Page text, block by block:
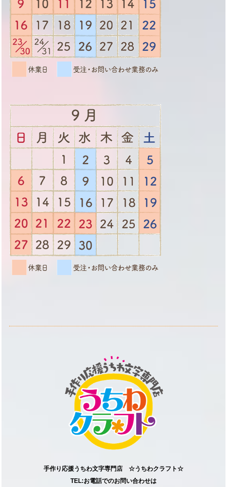
手作り応援うちわ文字専門店 ☆うちわクラフト☆
TEL:お電話でのお問い合わせは